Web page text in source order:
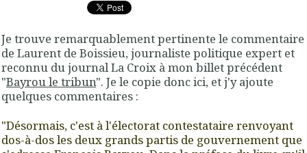
Je trouve remarquablement pertinente le commentaire
de Laurent de Boissieu, journaliste politique expert et
reconnu du journal La Croix à mon billet précédent
"Bayrou le tribun". Je le copie donc ici, et j'y ajoute
quelques commentaires :
"Désormais, c'est à l'électorat contestataire renvoyant
dos-à-dos les deux grands partis de gouvernement que